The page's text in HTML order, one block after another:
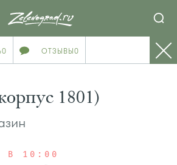
0 ОТЗЫВЫ0
1801)
В 10:00